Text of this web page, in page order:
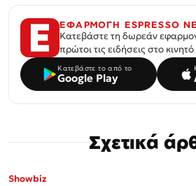
ΕΦΑΡΜΟΓΗ ESPRESSO
Κατεβάστε τη δωρεάν
πρώτοι τις ειδήσεις στο
Κατεβάστε το από το
Google Play
Σχετικά
Showbiz